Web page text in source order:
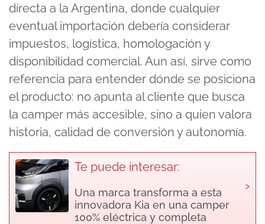
directa a la Argentina, donde cualquier
eventual importación debería considerar
impuestos, logística, homologación y
disponibilidad comercial. Aun así, sirve como
referencia para entender dónde se posiciona
el producto: no apunta al cliente que busca
la camper más accesible, sino a quien valora
historia, calidad de conversión y autonomía.
Te puede interesar:
Una marca transforma a esta
innovadora Kia en una camper
100% eléctrica y completa
›